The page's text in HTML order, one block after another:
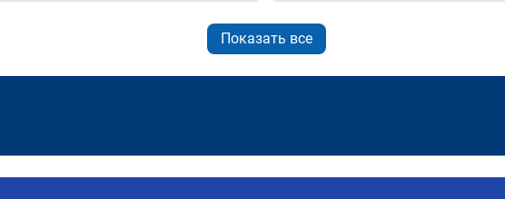
Показать все